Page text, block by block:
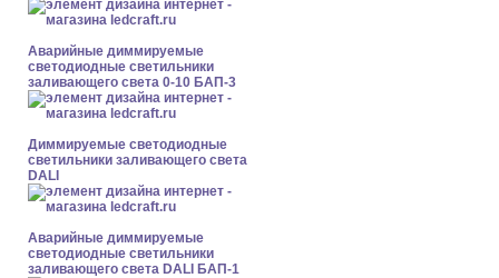
Аварийные диммируемые
светодиодные светильники
заливающего света 0-10 БАП-3
Диммируемые светодиодные
светильники заливающего света
DALI
Аварийные диммируемые
светодиодные светильники
заливающего света DALI БАП-1